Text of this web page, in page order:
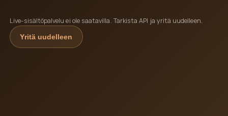
Live-sisältöpalvelu ei ole saatavilla. Tarkista API ja yritä uudelleen.
Yritä uudelleen